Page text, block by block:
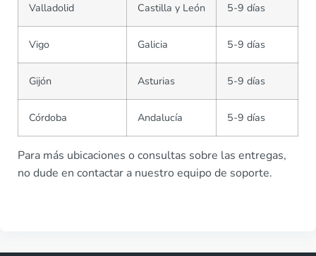
Valladolid Castilla y León 5-9 días
Vigo Galicia 5-9 días
Gijón Asturias 5-9 días
Córdoba Andalucía 5-9 días
Para más ubicaciones o consultas sobre las entregas,
no dude en contactar a nuestro equipo de soporte.